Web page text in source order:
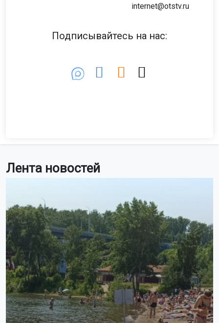
Лента новостей
internet@otstv.ru
Подписывайтесь на нас: